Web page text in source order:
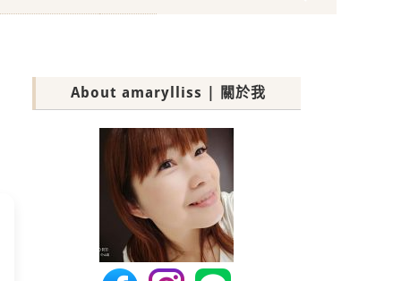
About amarylliss | 關於我